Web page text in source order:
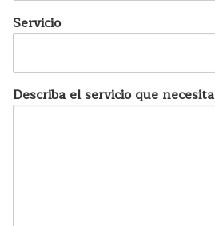
Servicio
Describa el servicio que necesita